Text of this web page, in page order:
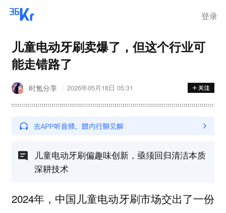
登录
儿童电动牙刷卖爆了，但这个行业可
能走错路了
时氪分享 2026年05月18日 05:31
儿童电动牙刷偏趣味创新，亟须回归清洁本质
深耕技术
2024年，中国儿童电动牙刷市场交出了一份